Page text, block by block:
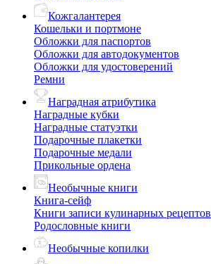
Кожгалантерея
Кошельки и портмоне
Обложки для паспортов
Обложки для автодокументов
Обложки для удостоверений
Ремни
Наградная атрибутика
Наградные кубки
Наградные статуэтки
Подарочные плакетки
Подарочные медали
Прикольные ордена
Необычные книги
Книга-сейф
Книги записи кулинарных рецептов
Родословные книги
Необычные копилки